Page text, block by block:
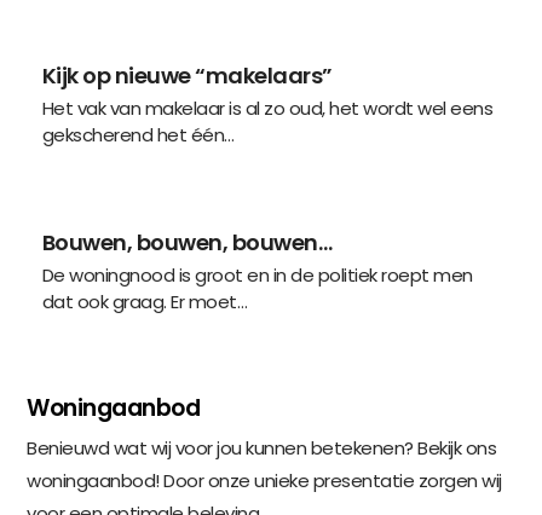
Kijk op nieuwe “makelaars”
Het vak van makelaar is al zo oud, het wordt wel eens
gekscherend het één…
Bouwen, bouwen, bouwen…
De woningnood is groot en in de politiek roept men
dat ook graag. Er moet…
Woningaanbod
Benieuwd wat wij voor jou kunnen betekenen? Bekijk ons
woningaanbod! Door onze unieke presentatie zorgen wij